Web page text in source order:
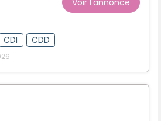
Voir l'annonce
CDI CDD